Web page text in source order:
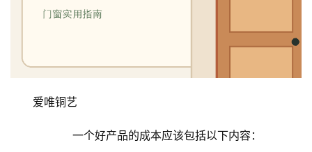
爱唯铜艺
一个好产品的成本应该包括以下内容：